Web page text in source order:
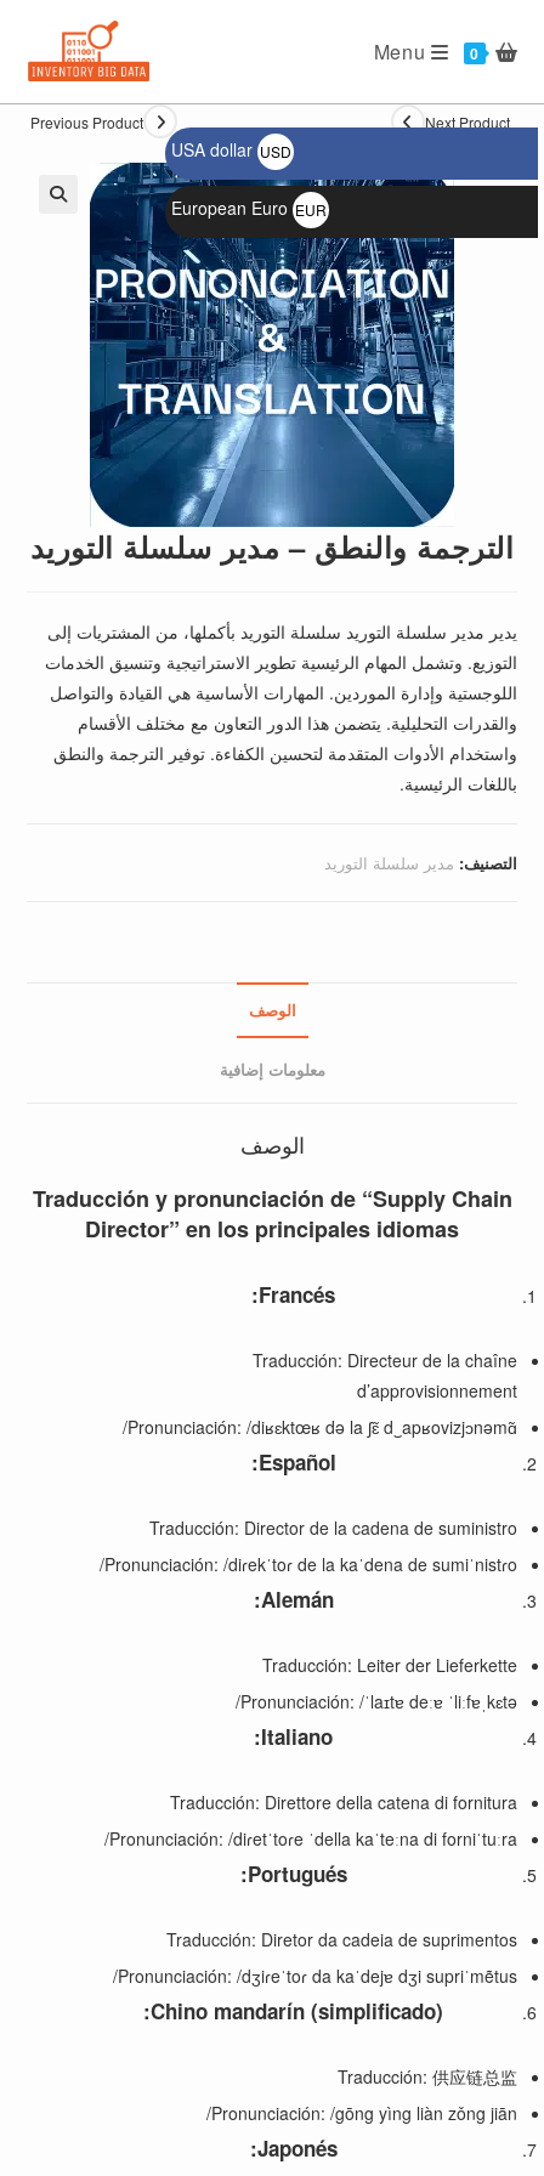
0
Menu
Previous Product Next Product
الترجمة والنطق – مدير سلسلة التوريد
يدير مدير سلسلة التوريد سلسلة التوريد بأكملها، من المشتريات إلى
التوزيع. وتشمل المهام الرئيسية تطوير الاستراتيجية وتنسيق الخدمات
اللوجستية وإدارة الموردين. المهارات الأساسية هي القيادة والتواصل
والقدرات التحليلية. يتضمن هذا الدور التعاون مع مختلف الأقسام
واستخدام الأدوات المتقدمة لتحسين الكفاءة. توفير الترجمة والنطق
باللغات الرئيسية.
التصنيف: مدير سلسلة التوريد
الوصف
معلومات إضافية
الوصف
Traducción y pronunciación de “Supply Chain
Director” en los principales idiomas
Francés
:
Traducción: Directeur de la chaîne
d’approvisionnement
Pronunciación: /diʁɛktœʁ də la ʃɛ̃ d‿apʁovizjɔnəmɑ̃/
Español
:
Traducción: Director de la cadena de suministro
Pronunciación: /diɾekˈtoɾ de la kaˈdena de sumiˈnistɾo/
Alemán
:
Traducción: Leiter der Lieferkette
Pronunciación: /ˈlaɪtɐ deːɐ ˈliːfɐˌkɛtə/
Italiano
:
Traducción: Direttore della catena di fornitura
Pronunciación: /diɾetˈtoɾe ˈdella kaˈteːna di forniˈtuːra/
Portugués
:
Traducción: Diretor da cadeia de suprimentos
Pronunciación: /dʒiɾeˈtoɾ da kaˈdejɐ dʒi supriˈmẽtus/
Chino mandarín (simplificado):
Traducción: 供应链总监
Pronunciación: /gōng yìng liàn zǒng jiān/
Japonés
:
USD
$
EUR
€